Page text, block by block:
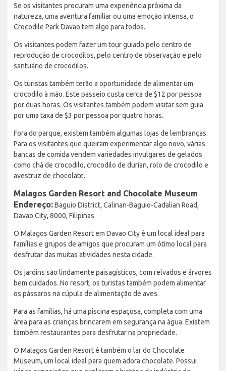
Se os visitantes procuram uma experiência próxima da
natureza, uma aventura familiar ou uma emoção intensa, o
Crocodile Park Davao tem algo para todos.
Os visitantes podem fazer um tour guiado pelo centro de
reprodução de crocodilos, pelo centro de observação e pelo
santuário de crocodilos.
Os turistas também terão a oportunidade de alimentar um
crocodilo à mão. Este passeio custa cerca de $12 por pessoa
por duas horas. Os visitantes também podem visitar sem guia
por uma taxa de $3 por pessoa por quatro horas.
Fora do parque, existem também algumas lojas de lembranças.
Para os visitantes que queiram experimentar algo novo, várias
bancas de comida vendem variedades invulgares de gelados
como chá de crocodilo, crocodilo de durian, rolo de crocodilo e
avestruz de chocolate.
Malagos Garden Resort and Chocolate Museum
Endereço:Baguio District, Calinan-Baguio-Cadalian Road,
Davao City, 8000, Filipinas
O Malagos Garden Resort em Davao City é um local ideal para
famílias e grupos de amigos que procuram um ótimo local para
desfrutar das muitas atividades nesta cidade.
Os jardins são lindamente paisagísticos, com relvados e árvores
bem cuidados. No resort, os turistas também podem alimentar
os pássaros na cúpula de alimentação de aves.
Para as famílias, há uma piscina espaçosa, completa com uma
área para as crianças brincarem em segurança na água. Existem
também restaurantes para desfrutar na propriedade.
O Malagos Garden Resort é também o lar do Chocolate
Museum, um local ideal para quem adora chocolate. Possui